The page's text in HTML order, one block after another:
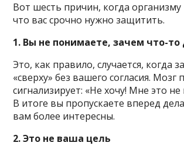
Вот шесть причин, когда организму
что вас срочно нужно защитить.
1. Вы не понимаете, зачем что-то
Это, как правило, случается, когда
«сверху» без вашего согласия. Мозг
сигнализирует: «Не хочу! Мне это не
В итоге вы пропускаете вперед
вам более интересны.
2. Это не ваша цель